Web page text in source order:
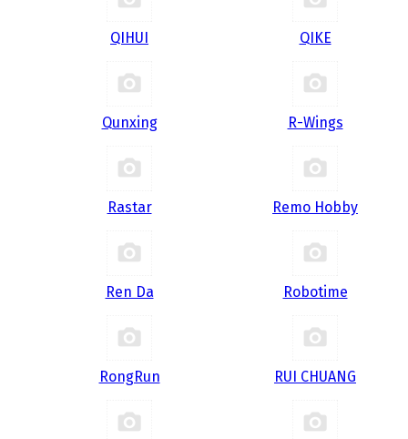
QIHUI QIKE
Qunxing R-Wings
Rastar Remo Hobby
Ren Da Robotime
RongRun RUI CHUANG